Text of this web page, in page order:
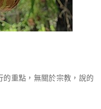
重點，無關於宗教，說的